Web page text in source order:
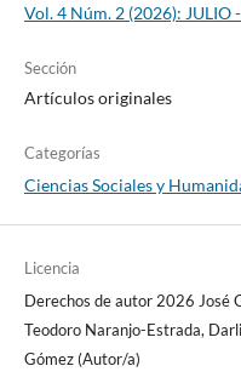
Vol. 4 Núm. 2 (2026): JULIO
Sección
Artículos originales
Categorías
Ciencias Sociales y
Licencia
Derechos de autor 2026 José
Teodoro Naranjo-Estrada,
Gómez (Autor/a)